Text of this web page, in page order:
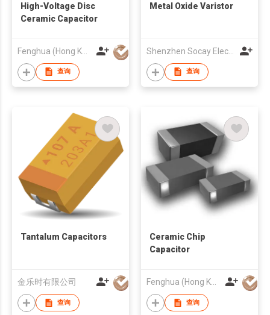
High-Voltage Disc
Ceramic Capacitor
Fenghua (Hong Kong) Electronics Ltd.
查询
Metal Oxide Varistor
Shenzhen Socay Electronics Co., Ltd.
查询
Tantalum Capacitors
金乐时有限公司
查询
Ceramic Chip
Capacitor
Fenghua (Hong Kong) Electronics Ltd.
查询